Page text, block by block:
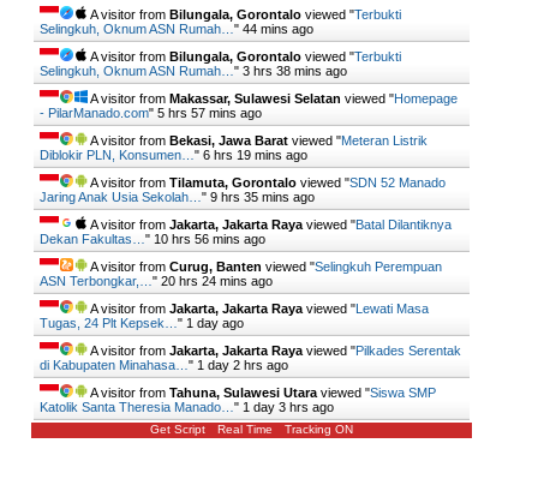
A visitor from Bilungala, Gorontalo viewed "Terbukti
Selingkuh, Oknum ASN Rumah… " 44 mins ago
A visitor from Bilungala, Gorontalo viewed "Terbukti
Selingkuh, Oknum ASN Rumah… " 3 hrs 38 mins ago
A visitor from Makassar, Sulawesi Selatan viewed "Homepage
- PilarManado.com" 5 hrs 57 mins ago
A visitor from Bekasi, Jawa Barat viewed "Meteran Listrik
Diblokir PLN, Konsumen… " 6 hrs 19 mins ago
A visitor from Tilamuta, Gorontalo viewed "SDN 52 Manado
Jaring Anak Usia Sekolah… " 9 hrs 35 mins ago
A visitor from Jakarta, Jakarta Raya viewed "Batal Dilantiknya
Dekan Fakultas… " 10 hrs 56 mins ago
A visitor from Curug, Banten viewed "Selingkuh Perempuan
ASN Terbongkar,… " 20 hrs 24 mins ago
A visitor from Jakarta, Jakarta Raya viewed "Lewati Masa
Tugas, 24 Plt Kepsek… " 1 day ago
A visitor from Jakarta, Jakarta Raya viewed "Pilkades Serentak
di Kabupaten Minahasa… " 1 day 2 hrs ago
A visitor from Tahuna, Sulawesi Utara viewed "Siswa SMP
Katolik Santa Theresia Manado… " 1 day 3 hrs ago
Get Script Real Time Tracking ON